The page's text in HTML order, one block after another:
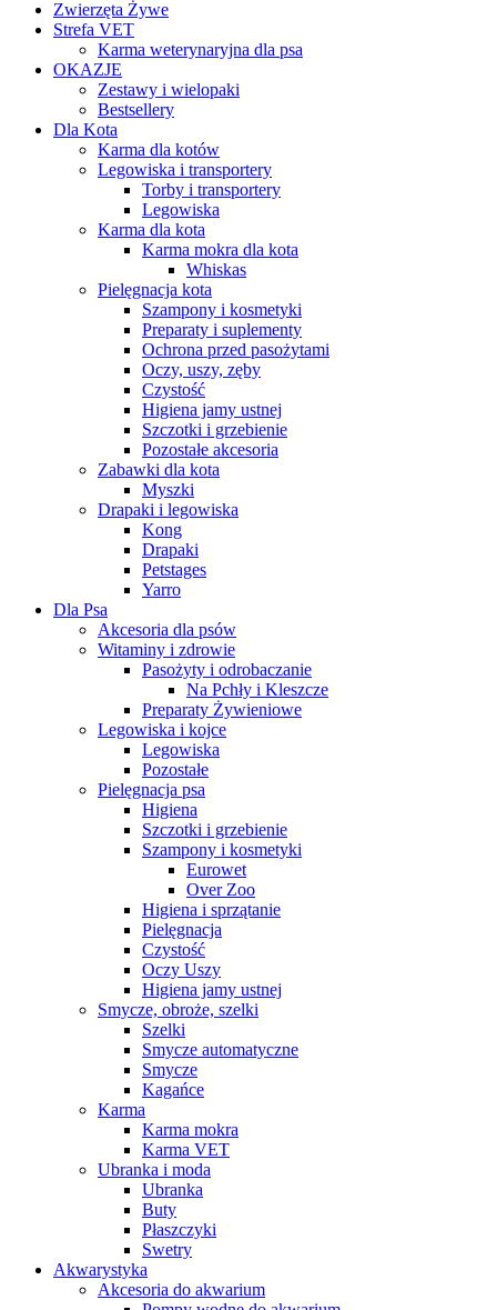
Zwierzęta Żywe
Strefa VET
Karma weterynaryjna dla psa
OKAZJE
Zestawy i wielopaki
Bestsellery
Dla Kota
Karma dla kotów
Legowiska i transportery
Torby i transportery
Legowiska
Karma dla kota
Karma mokra dla kota
Whiskas
Pielęgnacja kota
Szampony i kosmetyki
Preparaty i suplementy
Ochrona przed pasożytami
Oczy, uszy, zęby
Czystość
Higiena jamy ustnej
Szczotki i grzebienie
Pozostałe akcesoria
Zabawki dla kota
Myszki
Drapaki i legowiska
Kong
Drapaki
Petstages
Yarro
Dla Psa
Akcesoria dla psów
Witaminy i zdrowie
Pasożyty i odrobaczanie
Na Pchły i Kleszcze
Preparaty Żywieniowe
Legowiska i kojce
Legowiska
Pozostałe
Pielęgnacja psa
Higiena
Szczotki i grzebienie
Szampony i kosmetyki
Eurowet
Over Zoo
Higiena i sprzątanie
Pielęgnacja
Czystość
Oczy Uszy
Higiena jamy ustnej
Smycze, obroże, szelki
Szelki
Smycze automatyczne
Smycze
Kagańce
Karma
Karma mokra
Karma VET
Ubranka i moda
Ubranka
Buty
Płaszczyki
Swetry
Akwarystyka
Akcesoria do akwarium